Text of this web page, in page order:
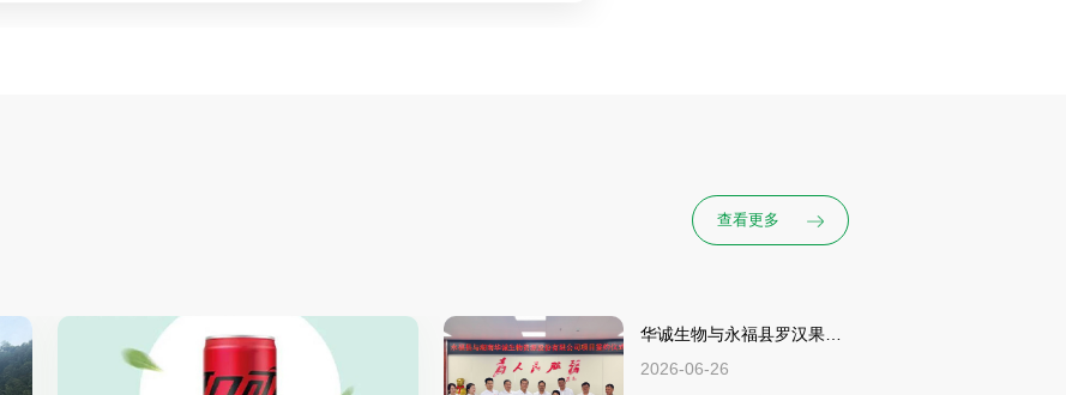
查看更多
2026-04-15
华诚生物与永福县罗汉果深
2026-06-26